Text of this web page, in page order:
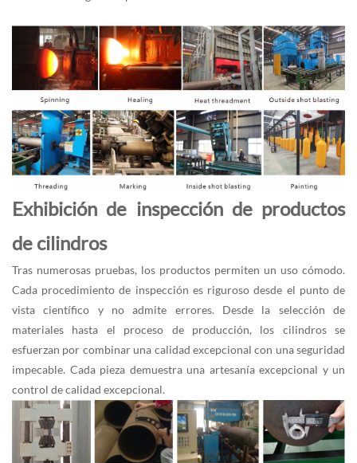
Exhibición de inspección de productos
de cilindros
Tras numerosas pruebas, los productos permiten un uso cómodo.
Cada procedimiento de inspección es riguroso desde el punto de
vista científico y no admite errores. Desde la selección de
materiales hasta el proceso de producción, los cilindros se
esfuerzan por combinar una calidad excepcional con una seguridad
impecable. Cada pieza demuestra una artesanía excepcional y un
control de calidad excepcional.